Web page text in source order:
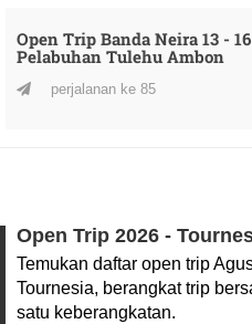
Open Trip Banda Neira 13 -
Pelabuhan Tulehu Ambon
perjalanan ke 85
Open Trip 2026 -
Temukan daftar open trip
Tournesia, berangkat trip
satu keberangkatan.